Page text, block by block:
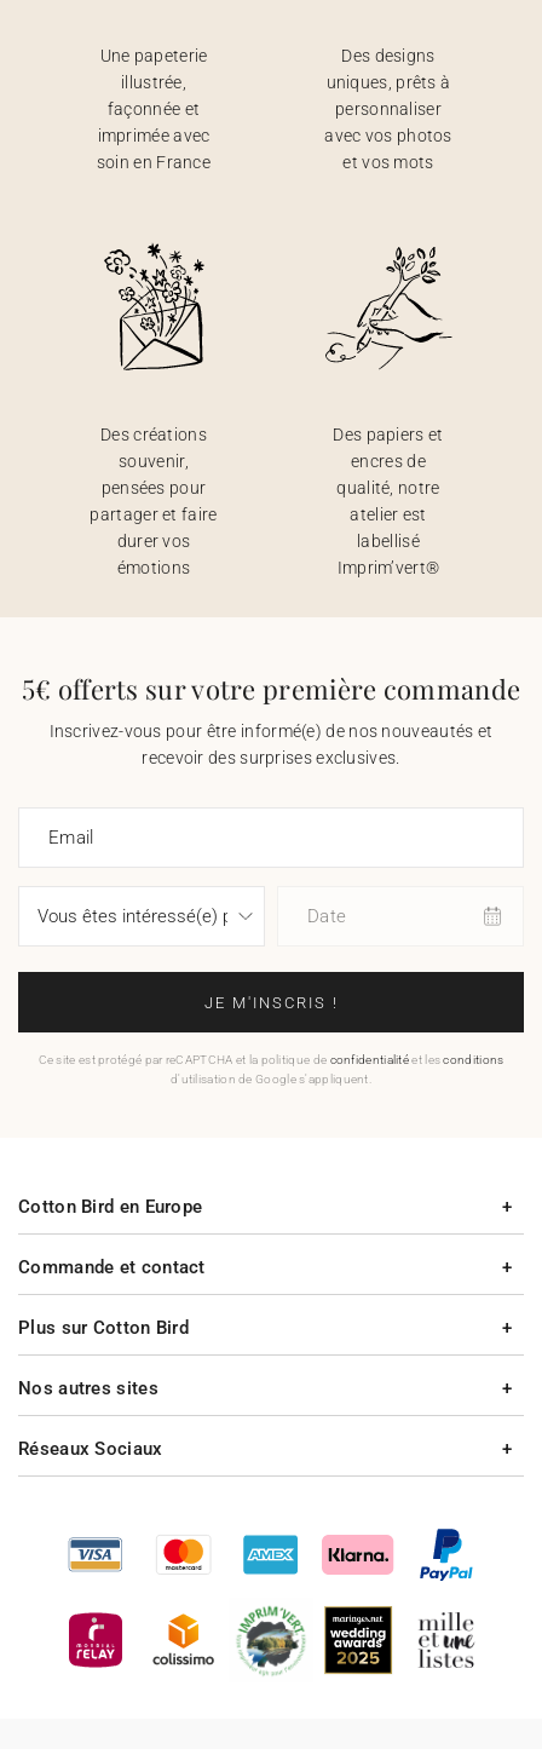
Une papeterie
illustrée,
façonnée et
imprimée avec
soin en France
Des designs
uniques, prêts à
personnaliser
avec vos photos
et vos mots
Des créations
souvenir,
pensées pour
partager et faire
durer vos
émotions
Des papiers et
encres de
qualité, notre
atelier est
labellisé
Imprim’vert®
5€ offerts sur votre première commande
Inscrivez-vous pour être informé(e) de nos nouveautés et
recevoir des surprises exclusives.
Email
Date
JE M'INSCRIS !
Ce site est protégé par reCAPTCHA et la politique de confidentialitéet lesconditions
d'utilisation de Google s'appliquent.
Commande et contact
Plus sur Cotton Bird
Cotton Bird en Europe
Nos autres sites
Réseaux Sociaux